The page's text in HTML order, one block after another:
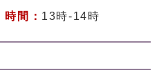
時間： 13時-14時